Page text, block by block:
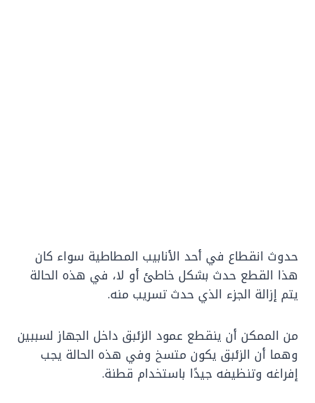
حدوث انقطاع في أحد الأنابيب المطاطية سواء كان
هذا القطع حدث بشكل خاطئ أو لا، في هذه الحالة
يتم إزالة الجزء الذي حدث تسريب منه.
من الممكن أن ينقطع عمود الزئبق داخل الجهاز لسببين
وهما أن الزئبق يكون متسخ وفي هذه الحالة يجب
إفراغه وتنظيفه جيدًا باستخدام قطنة.